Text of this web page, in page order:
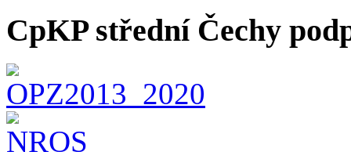
CpKP střední Čechy